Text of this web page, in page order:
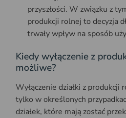
przyszłości. W związku z
produkcji rolnej to decyzja
trwały wpływ na sposób
Kiedy wyłączenie z
możliwe?
Wyłączenie działki z
tylko w określonych
działek, które mają zostać